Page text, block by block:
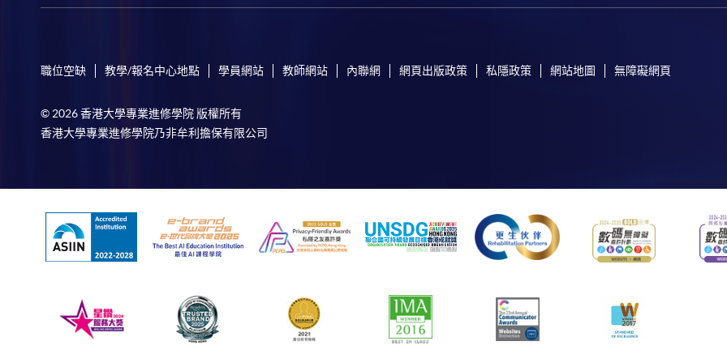
職位空缺 教學/報名中心地點 學員網站 教師網站 內聯網 網頁出版政策 私隱政策 網站地圖 無障礙網頁
© 2026 香港大學專業進修學院 版權所有
香港大學專業進修學院乃非牟利擔保有限公司